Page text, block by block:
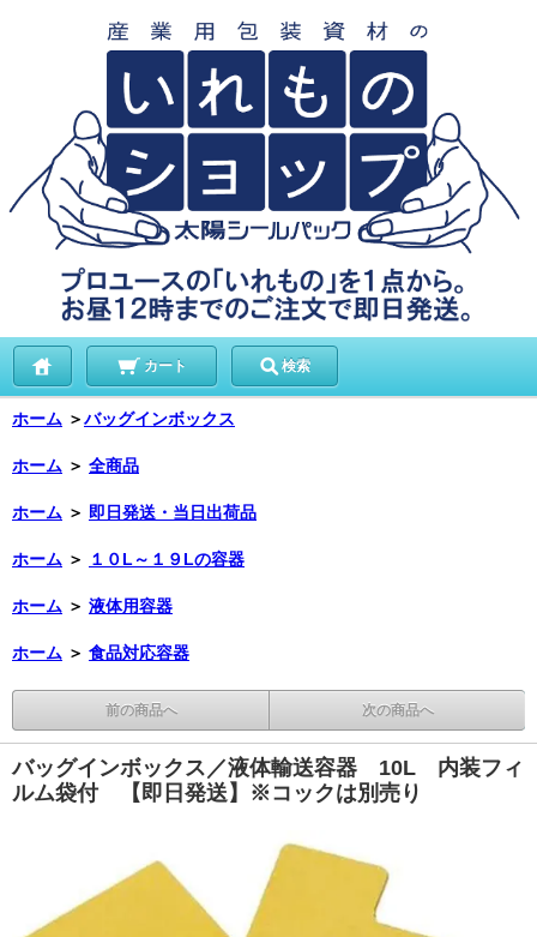
カート 検索
ホーム ＞バッグインボックス
ホーム ＞ 全商品
ホーム ＞ 即日発送・当日出荷品
ホーム ＞ １０L～１９Lの容器
ホーム ＞ 液体用容器
ホーム ＞ 食品対応容器
前の商品へ 次の商品へ
バッグインボックス／液体輸送容器 10L 内装フィ
ルム袋付 【即日発送】※コックは別売り